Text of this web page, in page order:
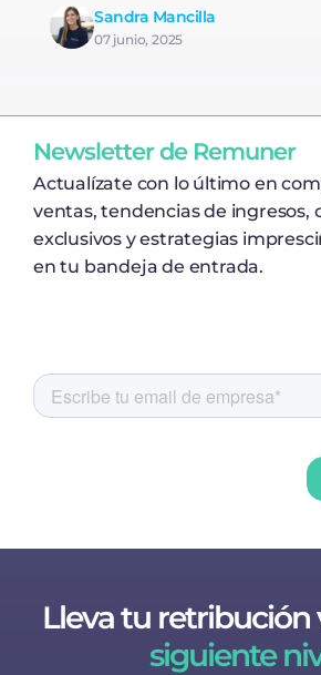
Sandra Mancilla
07 junio, 2025
Newsletter de Remuner
Actualízate con lo último en
ventas, tendencias de ingresos,
exclusivos y estrategias
en tu bandeja de entrada.
Lleva tu retribución
siguiente